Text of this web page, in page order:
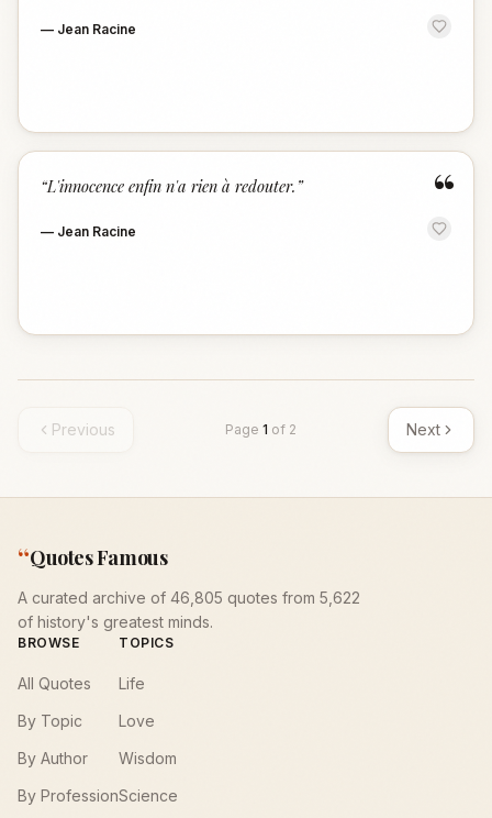
— Jean Racine
“
“L'innocence enfin n'a rien à redouter. ”
— Jean Racine
Previous Page 1 of 2 Next
“Quotes Famous
A curated archive of 46,805 quotes from 5,622
of history's greatest minds.
BROWSE
All Quotes
By Topic
By Author
By Profession
TOPICS
Life
Love
Wisdom
Science